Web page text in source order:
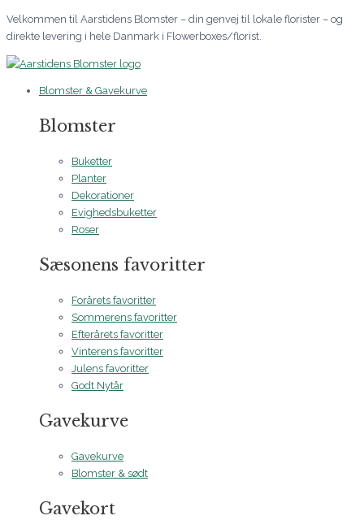
Gå
til
Velkommen til Aarstidens Blomster – din genvej til lokale florister – og
direkte levering i hele Danmark i Flowerboxes/florist.
Blomster & Gavekurve
Blomster
Buketter
Planter
Dekorationer
Evighedsbuketter
Roser
Sæsonens favoritter
Forårets favoritter
Sommerens favoritter
Efterårets favoritter
Vinterens favoritter
Julens favoritter
Godt Nytår
Gavekurve
Gavekurve
Blomster & sødt
Gavekort